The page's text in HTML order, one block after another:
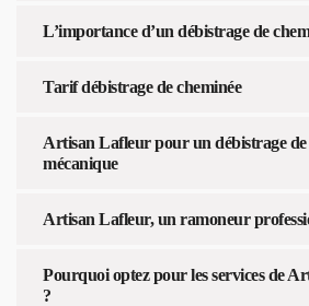
L’importance d’un débistrage de
Tarif débistrage de cheminée
Artisan Lafleur pour un débistrage de
mécanique
Artisan Lafleur, un ramoneur
Pourquoi optez pour les services de
?